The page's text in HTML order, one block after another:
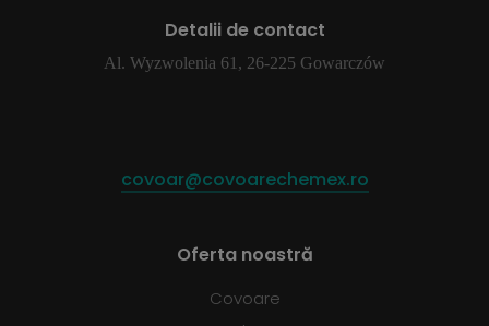
Detalii de contact
Al. Wyzwolenia 61, 26-225 Gowarczów
covoar@covoarechemex.ro
Oferta noastră
Covoare